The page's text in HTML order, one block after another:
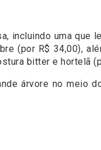
incluindo uma que
(por R$ 34,00),
bitter e hortelã
árvore no meio